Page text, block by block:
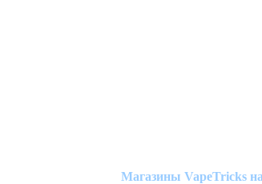
Магазины VapeTricks